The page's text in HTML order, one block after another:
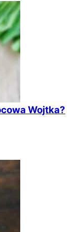
Wojtka?